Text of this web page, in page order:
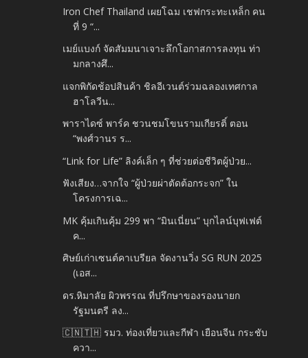
Iron Chef Thailand เผยโฉม เชฟกระทะเหล็ก คน
ที่ 9 “...
เมย์แบงก์ จัดสัมมนาเจาะลึกโอกาสการลงทุน ท่า
มกลางศึ...
แจกพิกัดช้อปสินค้า ชิลอีเวนต์ร่วมฉลองเทศกาล
ฮาโลวีน...
พาราไดซ์ พาร์ค ชวนชมโขนรามเกียรติ์ ตอน
“พงศ์วานร ร...
“Link for Life” ลิงค์เล็ก ๆ ที่ช่วยต่อชีวิตผู้ป่วย...
ฟังเสียง…จากใจ “ผู้ป่วยผ่าตัดต้อกระจก” ใน
โครงการเฉ...
MK คุ้มเกินคุ้ม 299 พา “มินเนี่ยน” บุกไลน์บุฟเฟต์
ค...
ศิษย์เก่าเซนต์คาเบรียล จัดงานวิ่ง SG RUN 2025
(เอส...
ดร.หิมาลัย ผิวพรรณ ที่ปรึกษาของรองนายก
รัฐมนตรี ลง...
🇨🇳🇹🇭 รมว. ท่องเที่ยวและกีฬา เยือนจีน กระชับ
ควา...